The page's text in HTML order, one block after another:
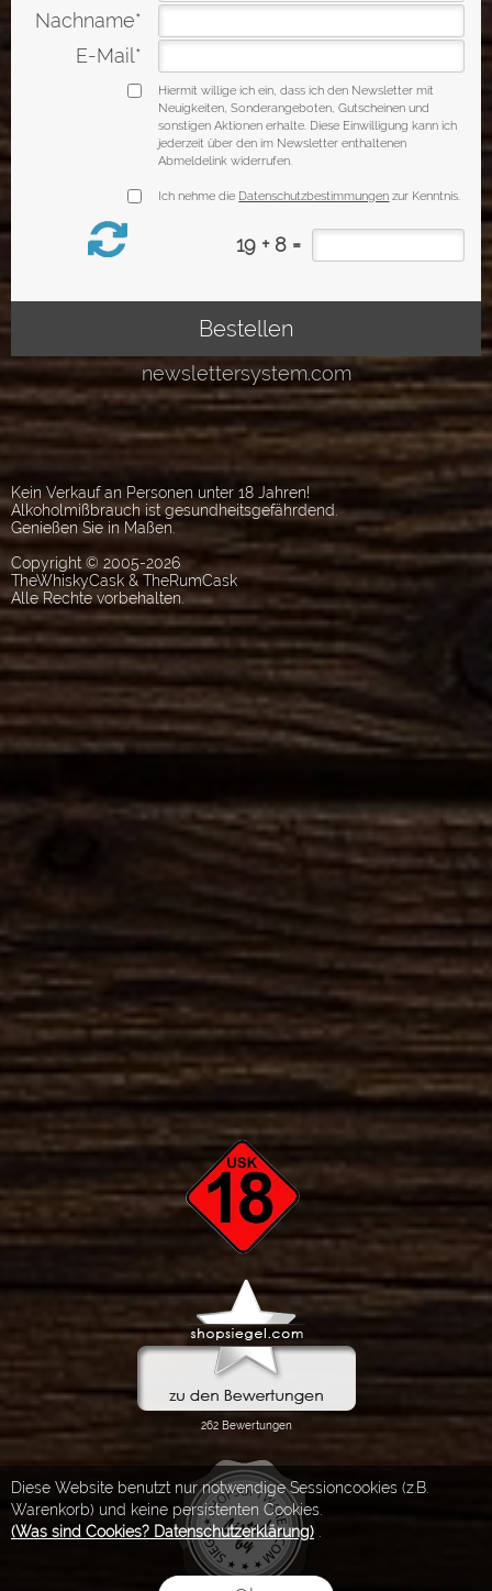
Diese Website benutzt nur notwendige Sessioncookies (z.B.
Warenkorb) und keine persistenten Cookies.
(Was sind Cookies? Datenschutzerklärung)
Kein Verkauf an Personen unter 18 Jahren!
Alkoholmißbrauch ist gesundheitsgefährdend.
Genießen Sie in Maßen.
Copyright © 2005-2026
TheWhiskyCask & TheRumCask
Alle Rechte vorbehalten.